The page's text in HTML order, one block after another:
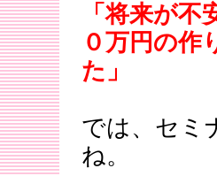
「将来が
０万円の作
た」
では、セミ
ね。